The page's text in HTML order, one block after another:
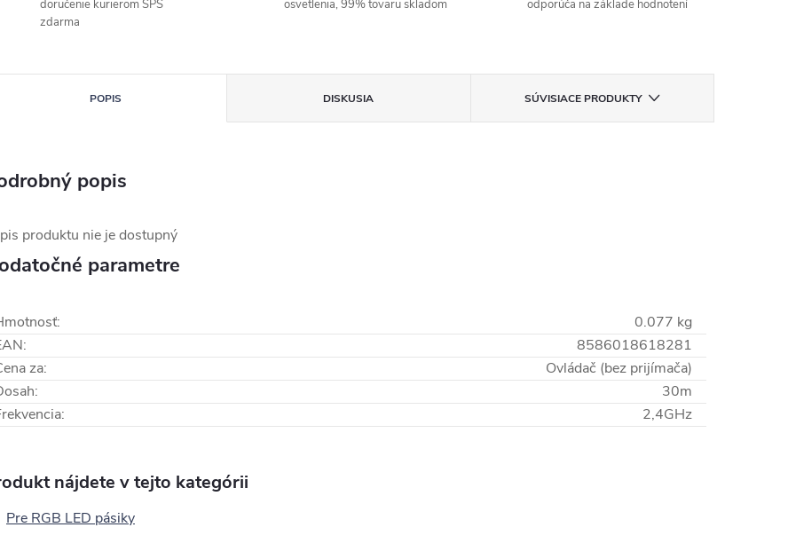
doručenie kurierom SPS
zdarma
osvetlenia, 99% tovaru skladom
odporúča na základe hodnotení
POPIS DISKUSIA SÚVISIACE PRODUKTY
popis
produktu nie je dostupný
parametre
:
0.077 kg
:
8586018618281
za:
Ovládač (bez prijímača)
:
30m
: 2,4GHz
nájdete v tejto kategórii
Pre RGB LED pásiky